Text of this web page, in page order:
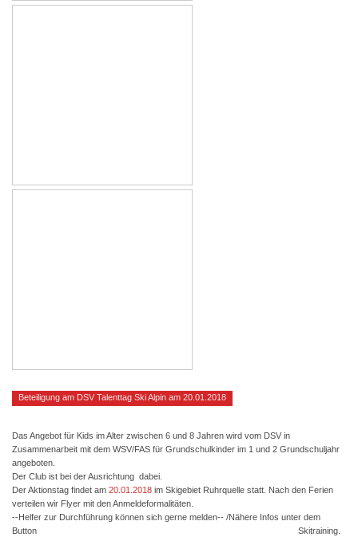
Beteiligung am DSV Talenttag Ski Alpin am 20.01.2018
Das Angebot für Kids im Alter zwischen 6 und 8 Jahren wird vom DSV in
Zusammenarbeit mit dem WSV/FAS für Grundschulkinder im 1 und 2 Grundschuljahr
angeboten.
Der Club ist bei der Ausrichtung dabei.
Der Aktionstag findet am 20.01.2018 im Skigebiet Ruhrquelle statt. Nach den Ferien
verteilen wir Flyer mit den Anmeldeformalitäten.
--Helfer zur Durchführung können sich gerne melden-- /Nähere Infos unter dem
Button Skitraining.